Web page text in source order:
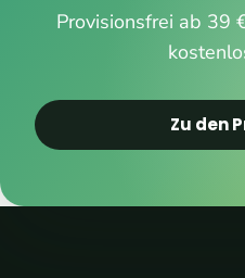
Provisionsfrei ab 39
Zu den